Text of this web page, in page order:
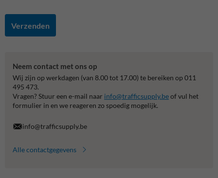
Verzenden
Neem contact met ons op
Wij zijn op werkdagen (van 8.00 tot 17.00) te bereiken op 011
495 473.
Vragen? Stuur een e-mail naar info@trafficsupply.beof vul het
formulier in en we reageren zo spoedig mogelijk.
info@trafficsupply.be
Alle contactgegevens